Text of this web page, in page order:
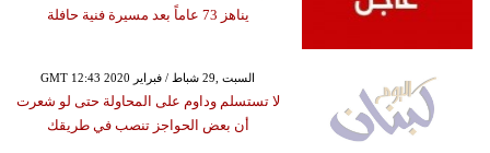
يناهز 73 عاماً بعد مسيرة فنية حافلة
GMT 12:43 2020 السبت ,29 شباط / فبراير
لا تستسلم وداوم على المحاولة حتى لو شعرت
أن بعض الحواجز تنصب في طريقك